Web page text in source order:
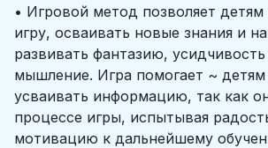
• Игровой метод позволяет детям
игру, осваивать новые знания и
развивать фантазию,
мышление. Игра помогает ~
усваивать информацию, так как
процессе игры, испытывая
мотивацию к дальнейшему